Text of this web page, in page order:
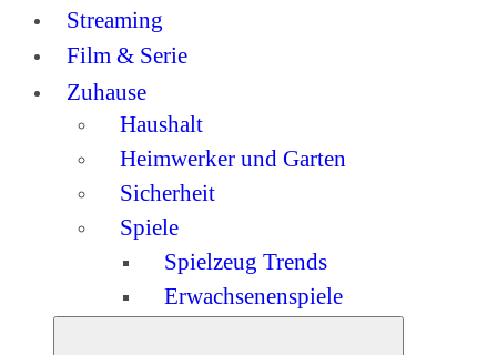
Streaming
Film & Serie
Zuhause
Haushalt
Heimwerker und Garten
Sicherheit
Spiele
Spielzeug Trends
Erwachsenenspiele